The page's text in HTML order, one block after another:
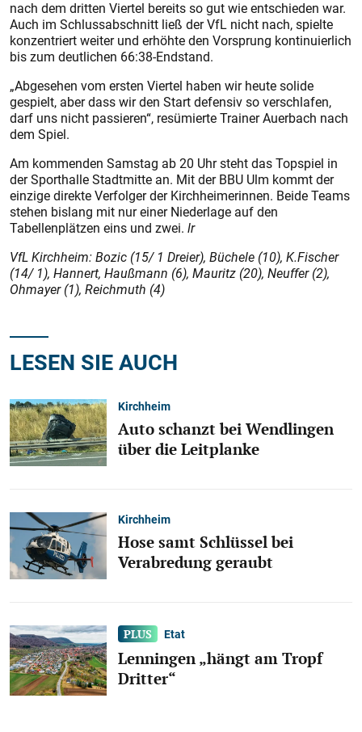
nach dem dritten Viertel bereits so gut wie entschieden war.
Auch im Schlussabschnitt ließ der VfL nicht nach, spielte
konzentriert weiter und erhöhte den Vorsprung kontinuierlich
bis zum deutlichen 66:38-Endstand.
„Abgesehen vom ersten Viertel haben wir heute solide
gespielt, aber dass wir den Start defensiv so verschlafen,
darf uns nicht passieren“, resümierte Trainer Auerbach nach
dem Spiel.
Am kommenden Samstag ab 20 Uhr steht das Topspiel in
der Sporthalle Stadtmitte an. Mit der BBU Ulm kommt der
einzige direkte Verfolger der Kirchheimerinnen. Beide Teams
stehen bislang mit nur einer Niederlage auf den
Tabellenplätzen eins und zwei. lr
VfL Kirchheim: Bozic (15/ 1 Dreier), Büchele (10), K.Fischer
(14/ 1), Hannert, Haußmann (6), Mauritz (20), Neuffer (2),
Ohmayer (1), Reichmuth (4)
LESEN SIE AUCH
Kirchheim
Auto schanzt bei Wendlingen
über die Leitplanke
Kirchheim
Hose samt Schlüssel bei
Verabredung geraubt
Etat
Lenningen „hängt am Tropf
Dritter“